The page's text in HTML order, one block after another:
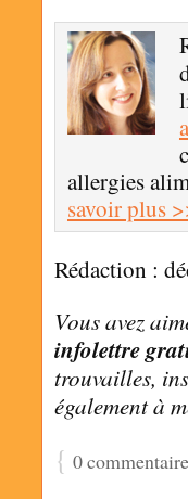
allergies
savoir plus
Rédaction :
Vous avez
infolettre
trouvailles,
également à
{ 0 commentaire